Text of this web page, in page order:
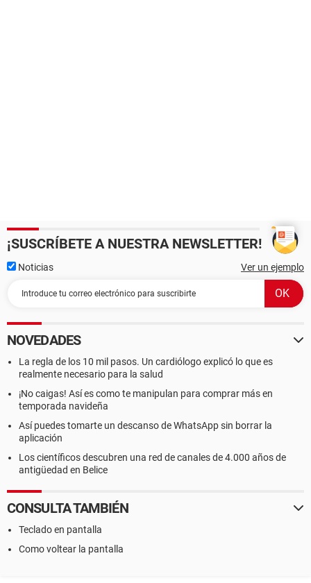
¡SUSCRÍBETE A NUESTRA NEWSLETTER!
Noticias Ver un ejemplo
NOVEDADES
La regla de los 10 mil pasos. Un cardiólogo explicó lo que es
realmente necesario para la salud
¡No caigas! Así es como te manipulan para comprar más en
temporada navideña
Así puedes tomarte un descanso de WhatsApp sin borrar la
aplicación
Los científicos descubren una red de canales de 4.000 años de
antigüedad en Belice
CONSULTA TAMBIÉN
Teclado en pantalla
Como voltear la pantalla